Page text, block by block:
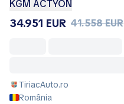
KGM ACTYON
34.951 EUR 41.558 EUR
TiriacAuto.ro
România